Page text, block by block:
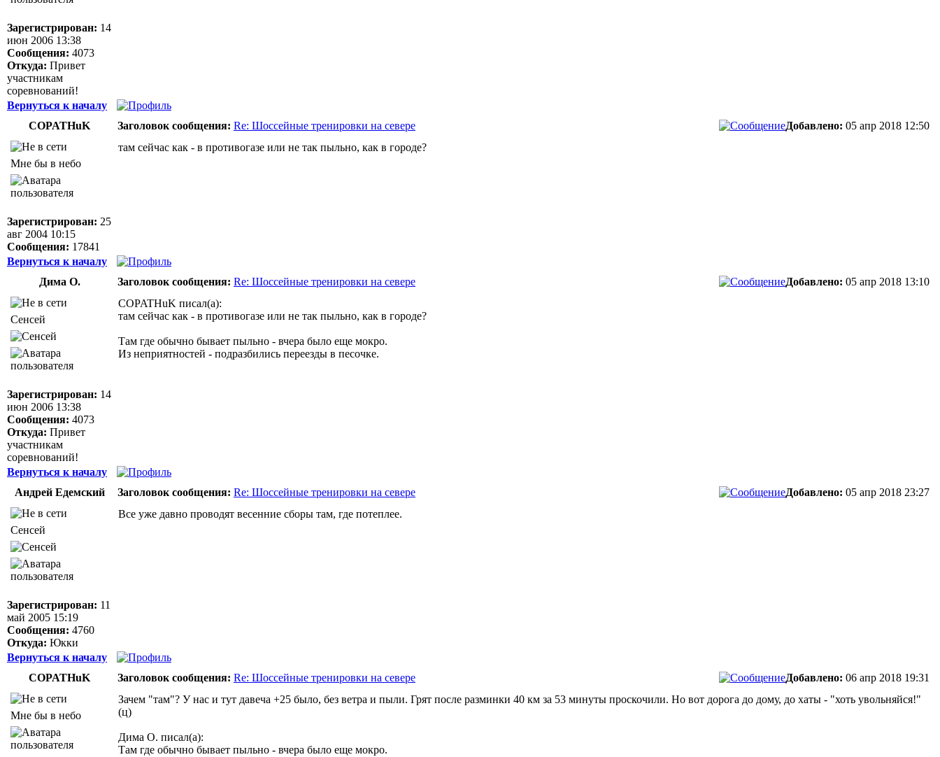
Зарегистрирован: 14
июн 2006 13:38
Сообщения: 4073
Откуда: Привет
участникам
соревнований!
Вернуться к началу
COPATHuK
Заголовок сообщения: Re: Шоссейные тренировки на севере Добавлено: 05 апр 2018 12:50
Мне бы в небо
Зарегистрирован: 25
авг 2004 10:15
Сообщения: 17841
там сейчас как - в противогазе или не так пыльно, как в городе?
Вернуться к началу
Дима О.
Заголовок сообщения: Re: Шоссейные тренировки на севере Добавлено: 05 апр 2018 13:10
Сенсей
Зарегистрирован: 14
июн 2006 13:38
Сообщения: 4073
Откуда: Привет
участникам
соревнований!
COPATHuK писал(а):
там сейчас как - в противогазе или не так пыльно, как в городе?
Там где обычно бывает пыльно - вчера было еще мокро.
Из неприятностей - подразбились переезды в песочке.
Вернуться к началу
Андрей Едемский
Заголовок сообщения: Re: Шоссейные тренировки на севере Добавлено: 05 апр 2018 23:27
Сенсей
Зарегистрирован: 11
май 2005 15:19
Сообщения: 4760
Откуда: Юкки
Все уже давно проводят весенние сборы там, где потеплее.
Вернуться к началу
COPATHuK
Заголовок сообщения: Re: Шоссейные тренировки на севере Добавлено: 06 апр 2018 19:31
Мне бы в небо
Зачем "там"? У нас и тут давеча +25 было, без ветра и пыли. Грят после разминки 40 км за 53 минуты проскочили. Но вот дорога до дому, до хаты - "хоть увольняйся!"
(ц)
Дима О. писал(а):
Там где обычно бывает пыльно - вчера было еще мокро.